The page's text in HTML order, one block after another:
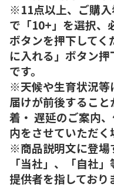
※11点以上、ご購入
で「10+」を選択、
ボタンを押下して
に入れる」ボタン
です。
※天候や生育状況等
届けが前後するこ
着・ 遅延のご案内
内をさせていただく
※商品説明文に登場
「当社」、「自社
提供者を指しており